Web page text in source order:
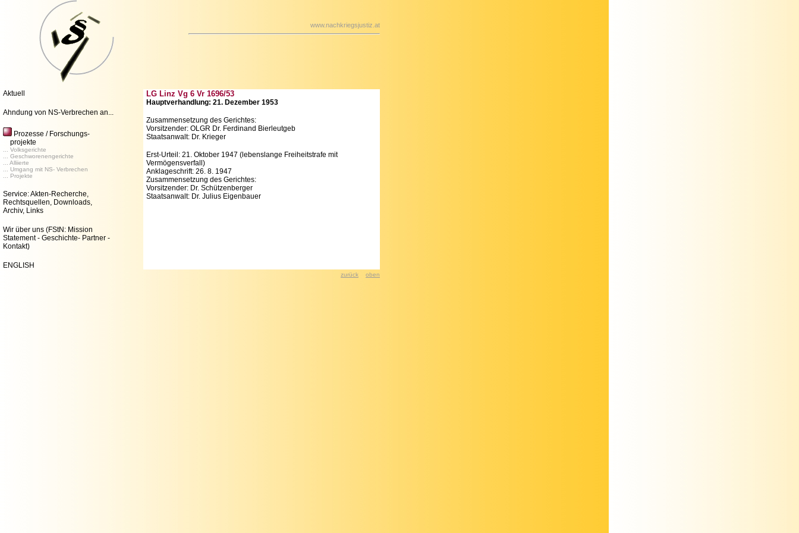
www.nachkriegsjustiz.at
Aktuell
Ahndung von NS-Verbrechen an...
Prozesse / Forschungs-
projekte
... Volksgerichte
... Geschworenengerichte
... Alliierte
... Umgang mit NS- Verbrechen
... Projekte
Service: Akten-Recherche,
Rechtsquellen, Downloads,
Archiv, Links
Wir über uns (FStN: Mission
Statement - Geschichte- Partner -
Kontakt)
ENGLISH
LG Linz Vg 6 Vr 1696/53
Hauptverhandlung: 21. Dezember 1953
Zusammensetzung des Gerichtes:
Vorsitzender: OLGR Dr. Ferdinand Bierleutgeb
Staatsanwalt: Dr. Krieger
Erst-Urteil: 21. Oktober 1947 (lebenslange Freiheitstrafe mit
Vermögensverfall)
Anklageschrift: 26. 8. 1947
Zusammensetzung des Gerichtes:
Vorsitzender: Dr. Schützenberger
Staatsanwalt: Dr. Julius Eigenbauer
zurück oben